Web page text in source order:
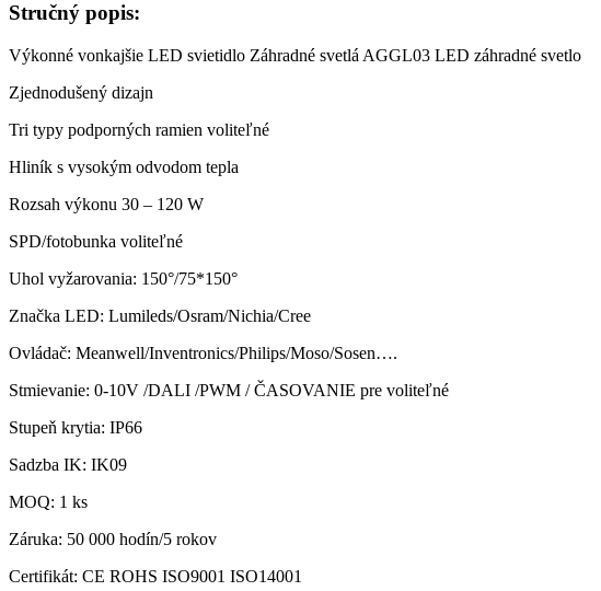
Stručný popis:
Výkonné vonkajšie LED svietidlo Záhradné svetlá AGGL03 LED záhradné svetlo
Zjednodušený dizajn
Tri typy podporných ramien voliteľné
Hliník s vysokým odvodom tepla
Rozsah výkonu 30 – 120 W
SPD/fotobunka voliteľné
Uhol vyžarovania: 150°/75*150°
Značka LED: Lumileds/Osram/Nichia/Cree
Ovládač: Meanwell/Inventronics/Philips/Moso/Sosen….
Stmievanie: 0-10V /DALI /PWM / ČASOVANIE pre voliteľné
Stupeň krytia: IP66
Sadzba IK: IK09
MOQ: 1 ks
Záruka: 50 000 hodín/5 rokov
Certifikát: CE ROHS ISO9001 ISO14001